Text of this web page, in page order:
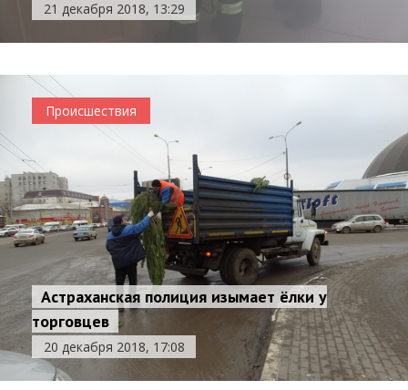
21 декабря 2018, 13:29
Происшествия
Астраханская полиция изымает ёлки у
торговцев
20 декабря 2018, 17:08